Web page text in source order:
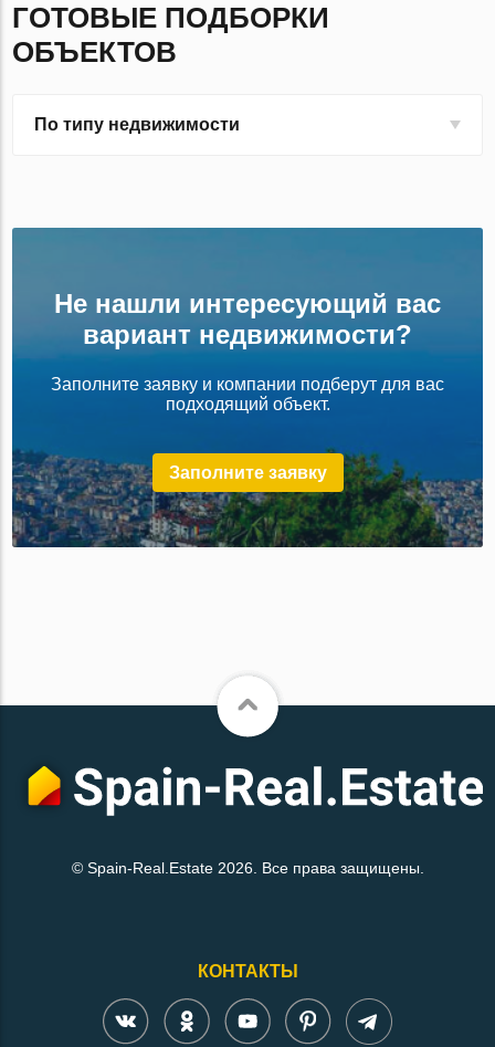
ГОТОВЫЕ ПОДБОРКИ
ОБЪЕКТОВ
По типу недвижимости
Не нашли интересующий вас
вариант недвижимости?
Заполните заявку и компании подберут для вас
подходящий объект.
Заполните заявку
© Spain-Real.Estate 2026. Все права защищены.
КОНТАКТЫ